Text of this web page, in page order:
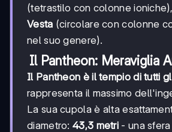
(tetrastilo con colonne
Vesta (circolare con colonne
nel suo genere).
Il Pantheon: Meraviglia
Il Pantheon è il tempio di tutti
rappresenta il massimo
La sua cupola è alta
diametro:43,3 metri - una